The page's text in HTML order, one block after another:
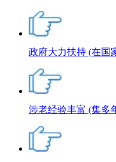
政府大力扶持 (在国
涉老经验丰富 (集多